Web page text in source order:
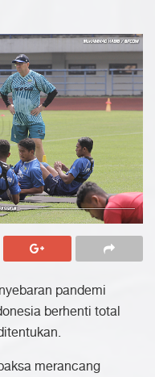
pandemi
berhenti total
merancang